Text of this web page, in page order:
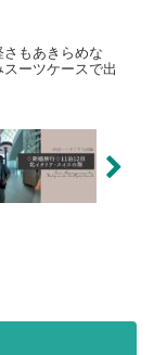
もあきらめな
ーツケースで出